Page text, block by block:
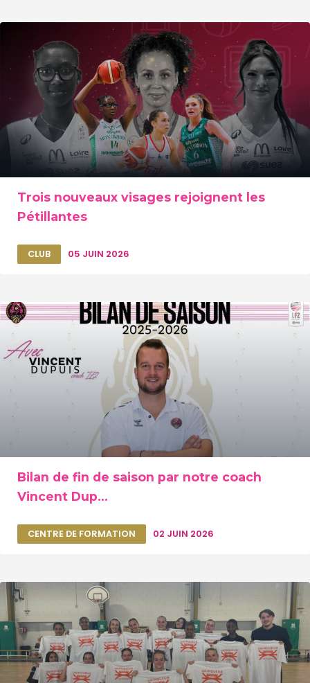
Trois nouveaux visages rejoignent les
Pétillantes
CLUB 05 JUIN 2026
Bilan de fin de saison par notre coach
Vincent Dup...
CENTRE DE FORMATION 02 JUIN 2026